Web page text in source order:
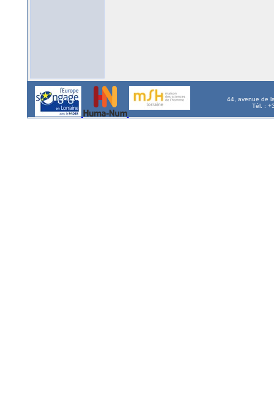
44, avenue de
Tél. :